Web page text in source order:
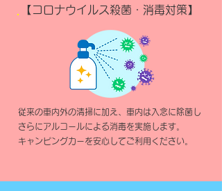
【コロナウイルス殺菌・消毒対策】
従来の車内外の清掃に加え、車内は入念に除菌し
さらにアルコールによる消毒を実施します。
​キャンピングカーを安心してご利用ください。